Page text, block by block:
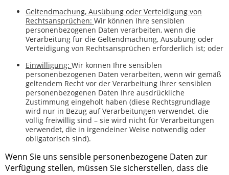
Geltendmachung, Ausübung oder Verteidigung von
Rechtsansprüchen: Wir können Ihre sensiblen
personenbezogenen Daten verarbeiten, wenn die
Verarbeitung für die Geltendmachung, Ausübung oder
Verteidigung von Rechtsansprüchen erforderlich ist; oder
Einwilligung: Wir können Ihre sensiblen
personenbezogenen Daten verarbeiten, wenn wir gemäß
geltendem Recht vor der Verarbeitung Ihrer sensiblen
personenbezogenen Daten Ihre ausdrückliche
Zustimmung eingeholt haben (diese Rechtsgrundlage
wird nur in Bezug auf Verarbeitungen verwendet, die
völlig freiwillig sind – sie wird nicht für Verarbeitungen
verwendet, die in irgendeiner Weise notwendig oder
obligatorisch sind).
Wenn Sie uns sensible personenbezogene Daten zur
Verfügung stellen, müssen Sie sicherstellen, dass die